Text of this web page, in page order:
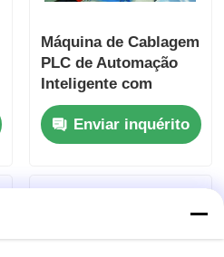
Máquina de Cablagem
PLC de Automação
Inteligente com
Estrutura de Aço
Pesado 1200m/Min
Enviar inquérito